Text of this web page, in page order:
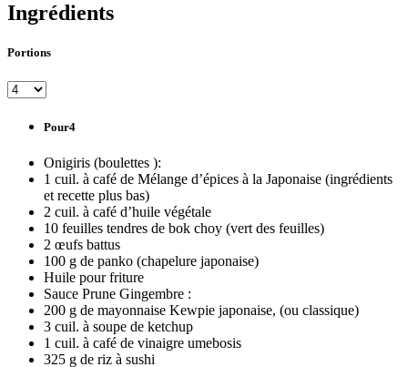
Ingrédients
Portions
Pour4
Onigiris (boulettes ):
1 cuil. à café de Mélange d’épices à la Japonaise (ingrédients
et recette plus bas)
2 cuil. à café d’huile végétale
10 feuilles tendres de bok choy (vert des feuilles)
2 œufs battus
100 g de panko (chapelure japonaise)
Huile pour friture
Sauce Prune Gingembre :
200 g de mayonnaise Kewpie japonaise, (ou classique)
3 cuil. à soupe de ketchup
1 cuil. à café de vinaigre umebosis
325 g de riz à sushi